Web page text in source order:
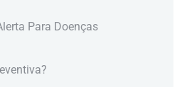
Para Doenças